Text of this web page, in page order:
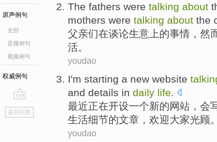
原声例句
全部
音频例句
视频例句
权威例句
go
top
返回词典
The fathers were talking about
mothers were talking about the
父亲们在谈论生意 上的事情 ， 然
活。
youdao
I'm starting a new website
and details in daily life
最近正在开设一个新的网站 ， 会
生活细节的文章，欢迎大家光顾
youdao